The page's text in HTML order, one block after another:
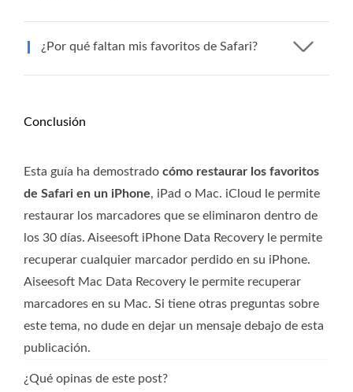
¿Por qué faltan mis favoritos de Safari?
Conclusión
Esta guía ha demostrado cómo restaurar los favoritos
de Safari en un iPhone, iPad o Mac. iCloud le permite
restaurar los marcadores que se eliminaron dentro de
los 30 días. Aiseesoft iPhone Data Recovery le permite
recuperar cualquier marcador perdido en su iPhone.
Aiseesoft Mac Data Recovery le permite recuperar
marcadores en su Mac. Si tiene otras preguntas sobre
este tema, no dude en dejar un mensaje debajo de esta
publicación.
¿Qué opinas de este post?